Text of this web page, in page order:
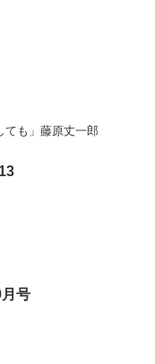
ても」藤原丈一郎
号